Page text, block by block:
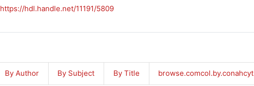
https://hdl.handle.net/11191/5809
By Author By Subject By Title browse.comcol.by.conahcyt